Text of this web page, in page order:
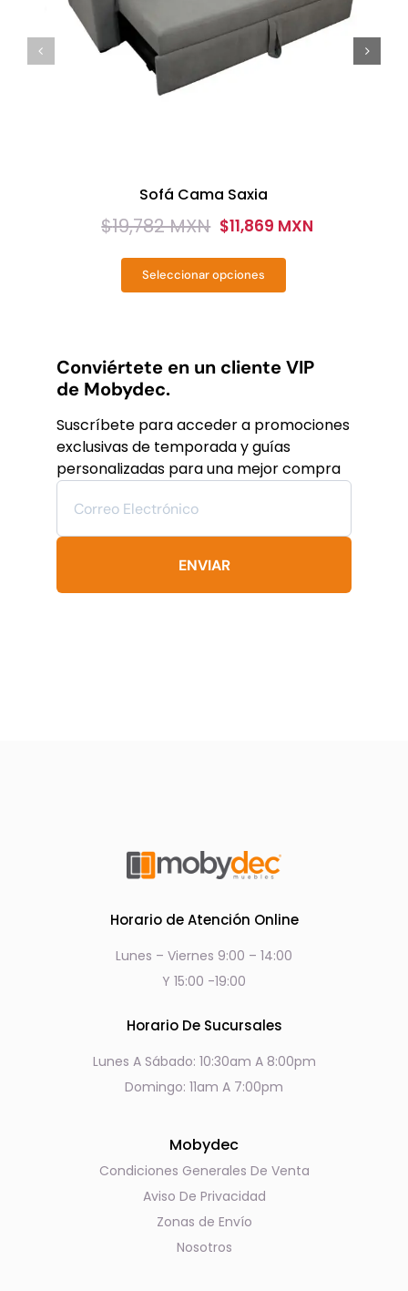
Sofá Cama Saxia
$19,782 MXN
Original
price
$11,869 MXN
Current
price
Seleccionar opciones
Este
variantes.
Las
se
pueden
elegir
en
de
Conviértete en un cliente VIP
de Mobydec.
Suscríbete para acceder a promociones
exclusivas de temporada y guías
personalizadas para una mejor compra
ENVIAR
Horario de Atención Online
Lunes – Viernes 9:00 – 14:00
Y 15:00 -19:00
Horario De Sucursales
Lunes A Sábado: 10:30am A 8:00pm
Domingo: 11am A 7:00pm
Mobydec
Condiciones Generales De Venta
Aviso De Privacidad
Zonas de Envío
Nosotros